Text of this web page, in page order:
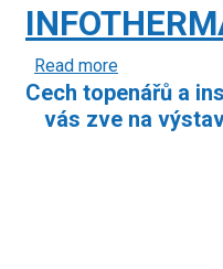
Read more
2026
Cech topenářů a
vás zve na